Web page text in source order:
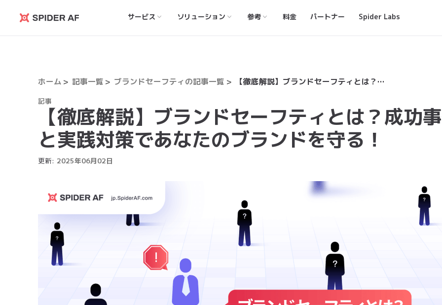
Spider
サービス ソリューション 参考 料金 パートナー Spider Labs
ホーム 記事一覧 ブランドセーフティの記事一覧 【徹底解説】ブランドセーフティとは？成功事例と実践対策であなたのブランドを守る！
記事
【徹底解説】ブランドセーフティとは？成功
と実践対策であなたのブランドを守る！
更新: 2025年06月02日